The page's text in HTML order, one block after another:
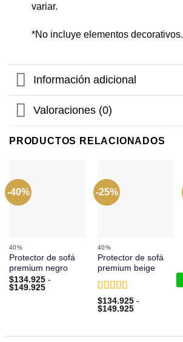
variar.
*No incluye elementos decorativos.
Información adicional
Valoraciones (0)
PRODUCTOS RELACIONADOS
-40%
40%
Protector de sofá
premium negro
$134.925 -
$149.925Rango
$149.925
-25%
40%
Protector de sofá
premium beige
Valorado
con4.5de
$134.925 -
$149.925Rango